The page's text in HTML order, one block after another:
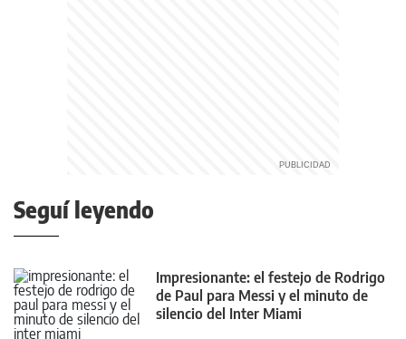
Seguí leyendo
Impresionante: el festejo de Rodrigo
de Paul para Messi y el minuto de
silencio del Inter Miami